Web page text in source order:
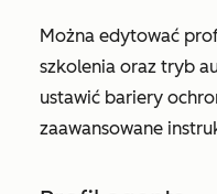
Można edytować
szkolenia oraz tryb
ustawić bariery
zaawansowane